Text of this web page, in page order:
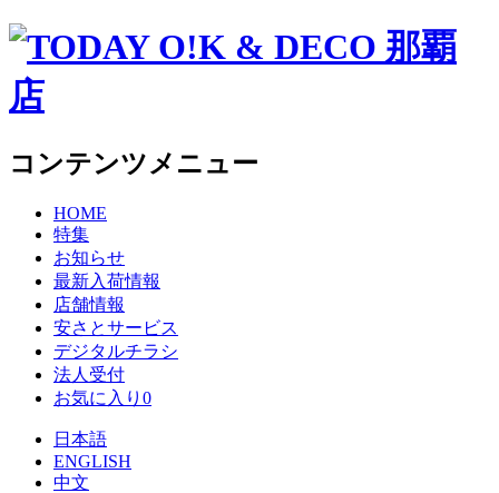
コンテンツメニュー
HOME
特集
お知らせ
最新入荷情報
店舗情報
安さとサービス
デジタルチラシ
法人受付
お気に入り 0
日本語
ENGLISH
中文